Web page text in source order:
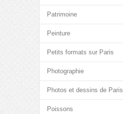
Patrimoine
Peinture
Petits formats sur Paris
Photographie
Photos et dessins de Paris
Poissons